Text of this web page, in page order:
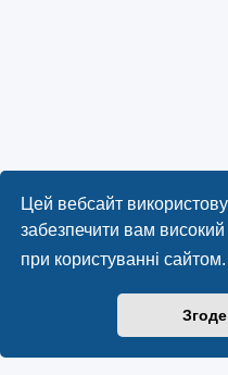
Цей вебсайт
забезпечити вам
при користуванні сайтом.